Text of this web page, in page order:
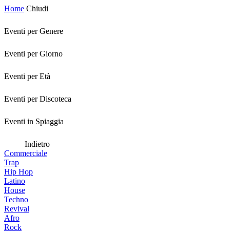
Home Chiudi
Eventi per Genere
Eventi per Giorno
Eventi per Età
Eventi per Discoteca
Eventi in Spiaggia
Indietro
Commerciale
Trap
Hip Hop
Latino
House
Techno
Revival
Afro
Rock